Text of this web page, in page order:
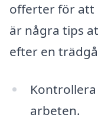
offerter för att
är några tips
efter en
arbeten.